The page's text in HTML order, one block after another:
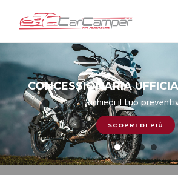
CONCESSIONARIA
Richiedi il tuo
SCOPRI DI PIÙ